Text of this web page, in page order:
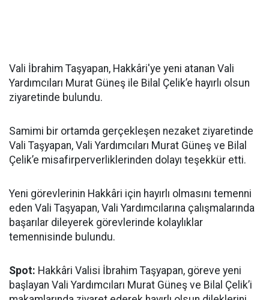
Vali İbrahim Taşyapan, Hakkâri'ye yeni atanan Vali
Yardımcıları Murat Güneş ile Bilal Çelik’e hayırlı olsun
ziyaretinde bulundu.
Samimi bir ortamda gerçekleşen nezaket ziyaretinde
Vali Taşyapan, Vali Yardımcıları Murat Güneş ve Bilal
Çelik’e misafirperverliklerinden dolayı teşekkür etti.
Yeni görevlerinin Hakkâri için hayırlı olmasını temenni
eden Vali Taşyapan, Vali Yardımcılarına çalışmalarında
başarılar dileyerek görevlerinde kolaylıklar
temennisinde bulundu.
Spot: Hakkâri Valisi İbrahim Taşyapan, göreve yeni
başlayan Vali Yardımcıları Murat Güneş ve Bilal Çelik’i